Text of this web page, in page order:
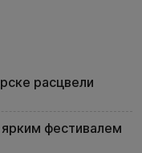
расцвели
фестивалем